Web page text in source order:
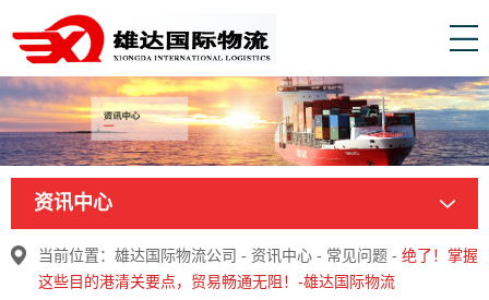
资讯中心
当前位置： 雄达国际物流公司 - 资讯中心 - 常见问题 - 绝了！掌握
这些目的港清关要点，贸易畅通无阻！-雄达国际物流